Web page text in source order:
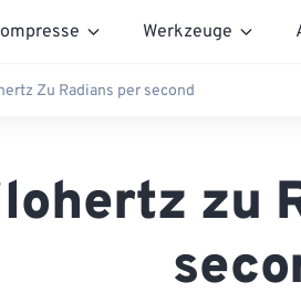
Werkzeuge
Zu Radians per second
zu